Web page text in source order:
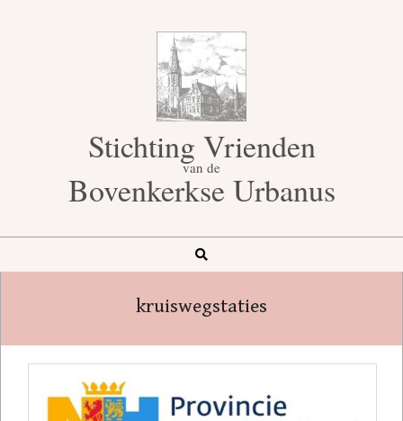
Stichting Vrienden
van de
Bovenkerkse Urbanus
Search
kruiswegstaties